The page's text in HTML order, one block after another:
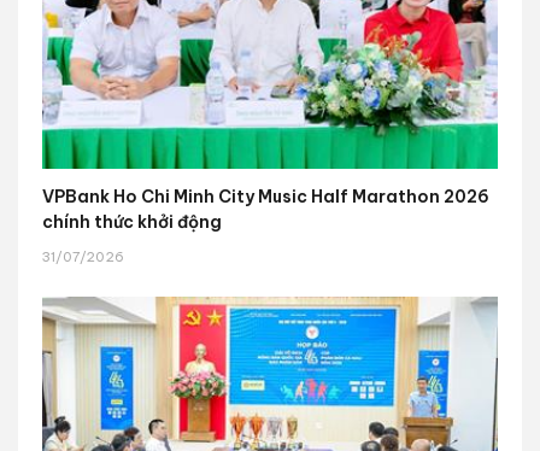
VPBank Ho Chi Minh City Music Half Marathon 2026
chính thức khởi động
31/07/2026